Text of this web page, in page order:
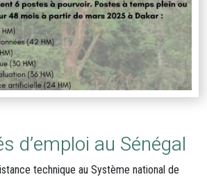
d’emploi au Sénégal
technique au Système national de